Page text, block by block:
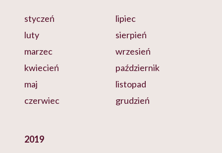
styczeń
luty
marzec
kwiecień
maj
czerwiec
lipiec
sierpień
wrzesień
październik
listopad
grudzień
2019